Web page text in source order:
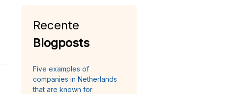
Recente
Blogposts
Five examples of
companies in Netherlands
that are known for